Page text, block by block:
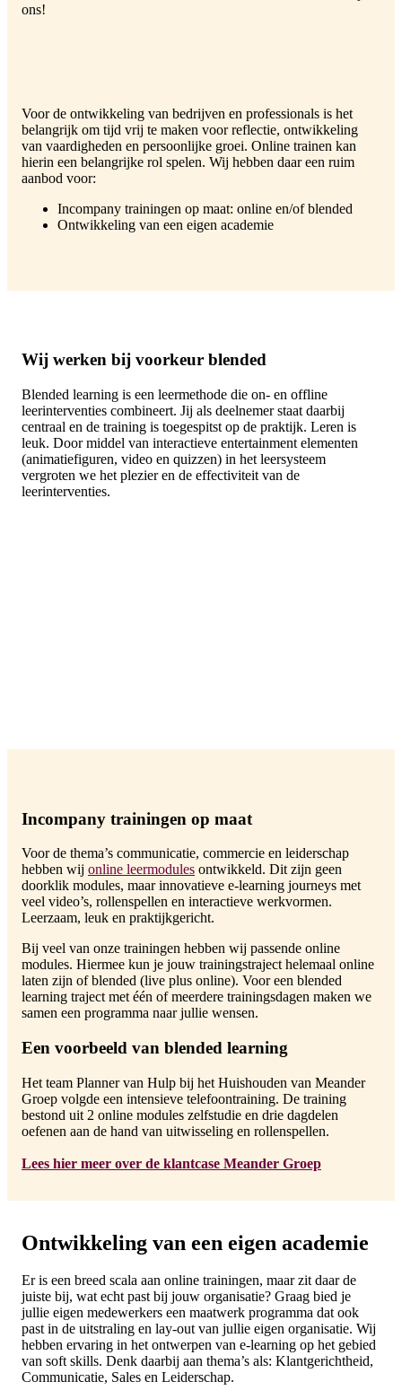
ons!
Voor de ontwikkeling van bedrijven en professionals is het
belangrijk om tijd vrij te maken voor reflectie, ontwikkeling
van vaardigheden en persoonlijke groei. Online trainen kan
hierin een belangrijke rol spelen. Wij hebben daar een ruim
aanbod voor:
Incompany trainingen op maat: online en/of blended
Ontwikkeling van een eigen academie
Wij werken bij voorkeur blended
Blended learning is een leermethode die on- en offline
leerinterventies combineert. Jij als deelnemer staat daarbij
centraal en de training is toegespitst op de praktijk. Leren is
leuk. Door middel van interactieve entertainment elementen
(animatiefiguren, video en quizzen) in het leersysteem
vergroten we het plezier en de effectiviteit van de
leerinterventies.
Incompany trainingen op maat
Voor de thema’s communicatie, commercie en leiderschap
hebben wij online leermodules ontwikkeld. Dit zijn geen
doorklik modules, maar innovatieve e-learning journeys met
veel video’s, rollenspellen en interactieve werkvormen.
Leerzaam, leuk en praktijkgericht.
Bij veel van onze trainingen hebben wij passende online
modules. Hiermee kun je jouw trainingstraject helemaal online
laten zijn of blended (live plus online). Voor een blended
learning traject met één of meerdere trainingsdagen maken we
samen een programma naar jullie wensen.
Een voorbeeld van blended learning
Het team Planner van Hulp bij het Huishouden van Meander
Groep volgde een intensieve telefoontraining. De training
bestond uit 2 online modules zelfstudie en drie dagdelen
oefenen aan de hand van uitwisseling en rollenspellen.
Lees hier meer over de klantcase Meander Groep
Ontwikkeling van een eigen academie
Er is een breed scala aan online trainingen, maar zit daar de
juiste bij, wat echt past bij jouw organisatie? Graag bied je
jullie eigen medewerkers een maatwerk programma dat ook
past in de uitstraling en lay-out van jullie eigen organisatie. Wij
hebben ervaring in het ontwerpen van e-learning op het gebied
van soft skills. Denk daarbij aan thema’s als: Klantgerichtheid,
Communicatie, Sales en Leiderschap.